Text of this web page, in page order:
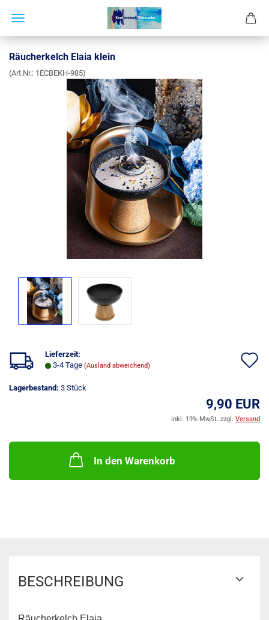
Räucherkelch Elaia klein
(Art.Nr.: 1ECBEKH-985)
Lieferzeit:
3-4 Tage (Ausland abweichend)
Lagerbestand: 3 Stück
9,90 EUR
inkl. 19% MwSt. zzgl. Versand
In den Warenkorb
BESCHREIBUNG